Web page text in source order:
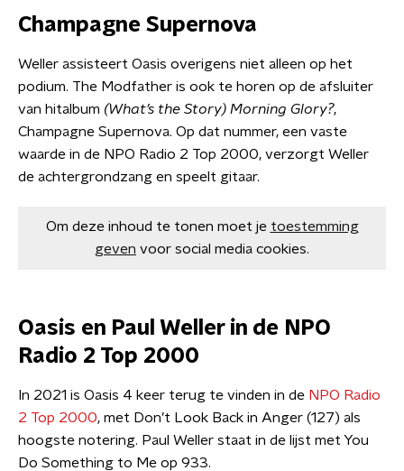
Champagne Supernova
Weller assisteert Oasis overigens niet alleen op het
podium. The Modfather is ook te horen op de afsluiter
van hitalbum (What’s the Story) Morning Glory?,
Champagne Supernova. Op dat nummer, een vaste
waarde in de NPO Radio 2 Top 2000, verzorgt Weller
de achtergrondzang en speelt gitaar.
Om deze inhoud te tonen moet je toestemming
geven voor social media cookies.
Oasis en Paul Weller in de NPO
Radio 2 Top 2000
In 2021 is Oasis 4 keer terug te vinden in de NPO Radio
2 Top 2000, met Don’t Look Back in Anger (127) als
hoogste notering. Paul Weller staat in de lijst met You
Do Something to Me op 933.